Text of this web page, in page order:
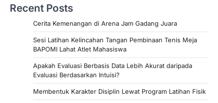
Recent Posts
Cerita Kemenangan di Arena Jam Gadang Juara
Sesi Latihan Kelincahan Tangan Pembinaan Tenis Meja
BAPOMI Lahat Atlet Mahasiswa
Apakah Evaluasi Berbasis Data Lebih Akurat daripada
Evaluasi Berdasarkan Intuisi?
Membentuk Karakter Disiplin Lewat Program Latihan Fisik